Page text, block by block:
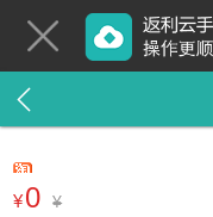
¥0 ¥